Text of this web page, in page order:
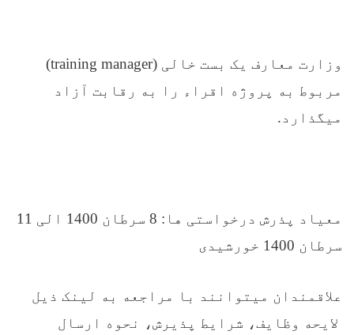
وزارت معارف یک بست خالی (training manager)
مربوط به پروژه اقراء را به رقابت آزاد
میگذارد.
معیاد پذرش درخواستی ها: 8 سرطان 1400 الی 11
سرطان 1400 خورشیدی
علاقمندان میتوانند با مراجعه به لینک ذیل
لایحه وظایف، شرایط پذیرش، نحوه ارسال